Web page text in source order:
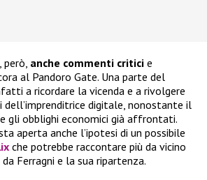
, però, anche commenti critici e
al Pandoro Gate. Una parte del
a ricordare la vicenda e a rivolgere
dell’imprenditrice digitale, nonostante il
gli obblighi economici già affrontati.
aperta anche l’ipotesi di un possibile
che potrebbe raccontare più da vicino
Ferragni e la sua ripartenza.